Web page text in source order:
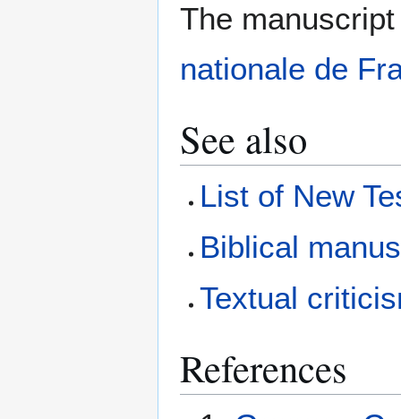
The
nationale de
See also
List of New
Biblical
Textual
References